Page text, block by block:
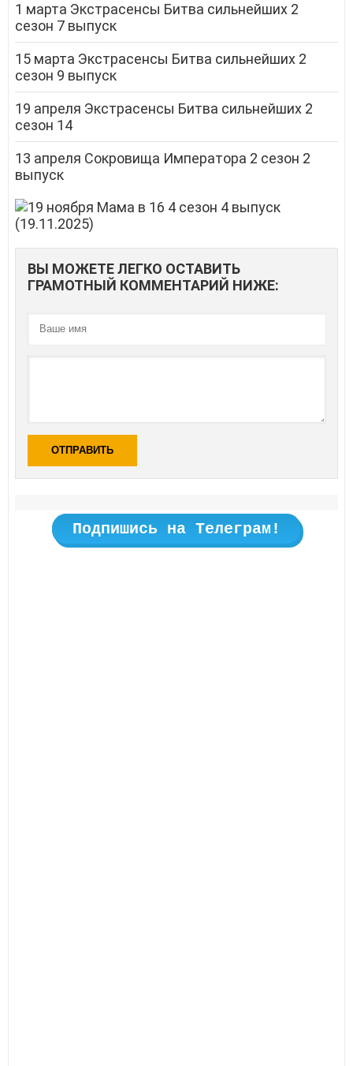
1 марта Экстрасенсы Битва сильнейших 2
сезон 7 выпуск
15 марта Экстрасенсы Битва сильнейших 2
сезон 9 выпуск
19 апреля Экстрасенсы Битва сильнейших 2
сезон 14
13 апреля Сокровища Императора 2 сезон 2
выпуск
ВЫ МОЖЕТЕ ЛЕГКО ОСТАВИТЬ
ГРАМОТНЫЙ КОММЕНТАРИЙ НИЖЕ:
ОТПРАВИТЬ
Подпишись на Телеграм!